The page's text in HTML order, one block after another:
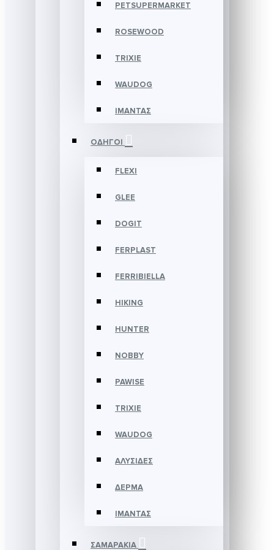
PETSUPERMARKET
ROSEWOOD
TRIXIE
WAUDOG
ΙΜΑΝΤΑΣ
ΟΔΗΓΟΙ
FLEXI
GLEE
DOGIT
FERPLAST
FERRIBIELLA
HIKING
HUNTER
NOBBY
PAWISE
TRIXIE
WAUDOG
ΑΛΥΣΙΔΕΣ
ΔΕΡΜΑ
ΙΜΑΝΤΑΣ
ΣΑΜΑΡΑΚΙΑ